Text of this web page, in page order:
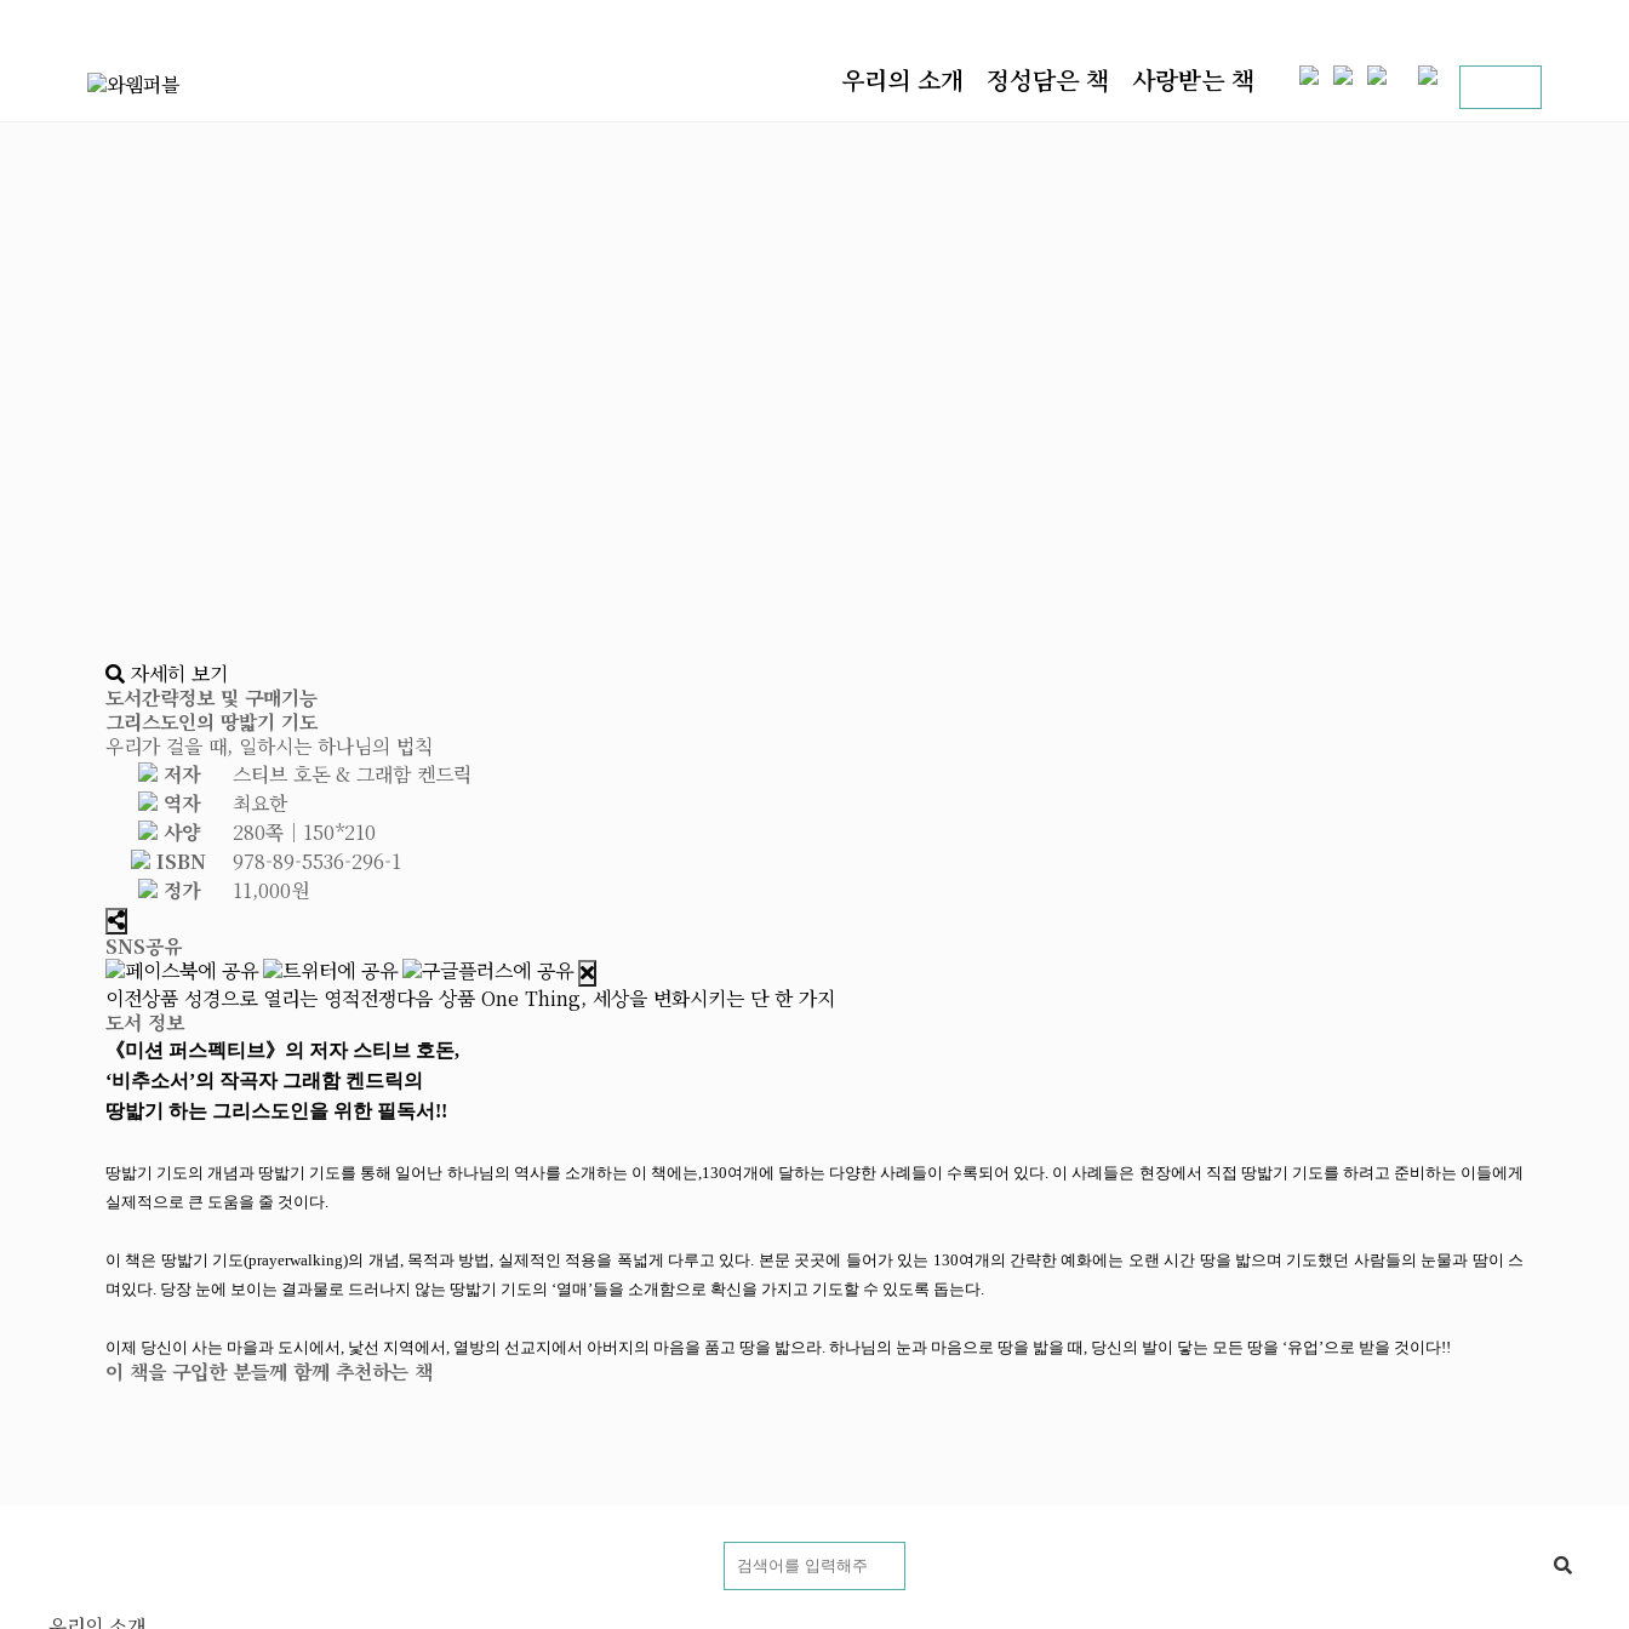
우리의 소개 정성담은 책 사랑받는 책
자세히 보기
도서간략정보 및 구매기능
그리스도인의 땅밟기 기도
우리가 걸을 때, 일하시는 하나님의 법칙
저자
스티브 호돈 & 그래함 켄드릭
역자
최요한
사양
280쪽│150*210
ISBN
978-89-5536-296-1
정가
11,000원
SNS공유
이전상품 성경으로 열리는 영적전쟁다음 상품 One Thing, 세상을 변화시키는 단 한 가지
도서 정보
《미션 퍼스펙티브》의 저자 스티브 호돈,
‘비추소서’의 작곡자 그래함 켄드릭의
땅밟기 하는 그리스도인을 위한 필독서!!
땅밟기 기도의 개념과 땅밟기 기도를 통해 일어난 하나님의 역사를 소개하는 이 책에는,130여개에 달하는 다양한 사례들이 수록되어 있다. 이 사례들은 현장에서 직접 땅밟기 기도를 하려고 준비하는 이들에게
실제적으로 큰 도움을 줄 것이다.
이 책은 땅밟기 기도(prayerwalking)의 개념, 목적과 방법, 실제적인 적용을 폭넓게 다루고 있다. 본문 곳곳에 들어가 있는 130여개의 간략한 예화에는 오랜 시간 땅을 밟으며 기도했던 사람들의 눈물과 땀이 스
며있다. 당장 눈에 보이는 결과물로 드러나지 않는 땅밟기 기도의 ‘열매’들을 소개함으로 확신을 가지고 기도할 수 있도록 돕는다.
이제 당신이 사는 마을과 도시에서, 낯선 지역에서, 열방의 선교지에서 아버지의 마음을 품고 땅을 밟으라. 하나님의 눈과 마음으로 땅을 밟을 때, 당신의 발이 닿는 모든 땅을 ‘유업’으로 받을 것이다!!
이 책을 구입한 분들께 함께 추천하는 책